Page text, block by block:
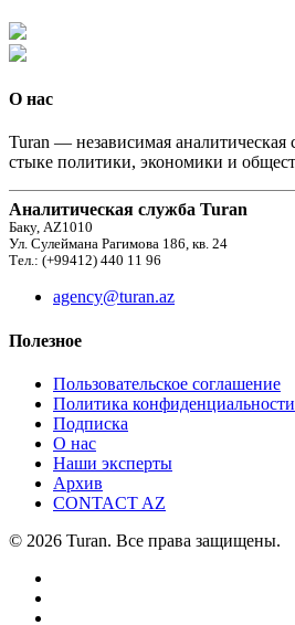
О нас
Turan — независимая аналитическая
стыке политики, экономики и
Аналитическая служба Turan
Баку, AZ1010
Ул. Сулеймана Рагимова 186, кв. 24
Тел.: (+99412) 440 11 96
agency@turan.az
Полезное
Пользовательское соглашение
Политика конфиденциальности
Подписка
О нас
Наши эксперты
Архив
CONTACT AZ
© 2026 Turan. Все права защищены.